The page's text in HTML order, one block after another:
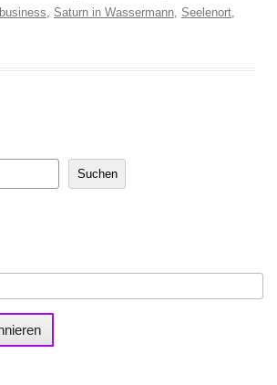
, Saturn in Wassermann, Seelenort,
Suchen